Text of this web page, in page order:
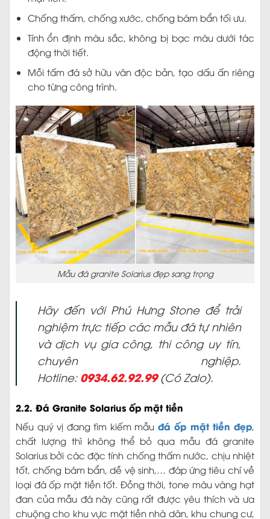
Mỗi tấm đá sở hữu vân độc bản, tạo dấu ấn riêng
cho từng công trình.
Mẫu đá granite Solarius đẹp sang trọng
Hãy đến với Phú Hưng Stone để trải
nghiệm trực tiếp các mẫu đá tự nhiên
chuyên nghiệp.
Hotline: 0934.62.92.99(Có Zalo).
2.2. Đá Granite Solarius ốp mặt tiền
Nếu quý vị đang tìm kiếm mẫuđá ốp mặt tiền đẹp
Solarius bởi các đặc tính chống thấm nước, chịu nhiệt
tốt, chống bám bẩn, dễ vệ sinh,… đáp ứng tiêu chí về
loại đá ốp mặt tiền tốt. Đồng thời, tone màu vàng hạt
đan của mẫu đá này cũng rất được yêu thích và ưa
chuộng cho khu vực mặt tiền nhà dân, khu chung cư,
biệt thự, nhà hàng, khách sạn,… và một số công trình
công cộng khác.